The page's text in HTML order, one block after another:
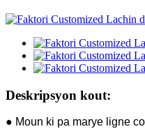
Deskripsyon kout:
● Moun ki pa marye ligne